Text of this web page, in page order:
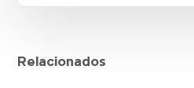
Relacionados